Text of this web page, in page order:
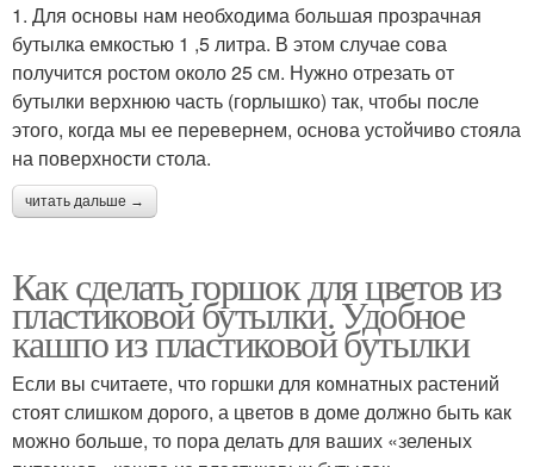
1. Для основы нам необходима большая прозрачная
бутылка емкостью 1 ,5 литра. В этом случае сова
получится ростом около 25 см. Нужно отрезать от
бутылки верхнюю часть (горлышко) так, чтобы после
этого, когда мы ее перевернем, основа устойчиво стояла
на поверхности стола.
читать дальше →
Как сделать горшок для цветов из
пластиковой бутылки. Удобное
кашпо из пластиковой бутылки
Если вы считаете, что горшки для комнатных растений
стоят слишком дорого, а цветов в доме должно быть как
можно больше, то пора делать для ваших «зеленых